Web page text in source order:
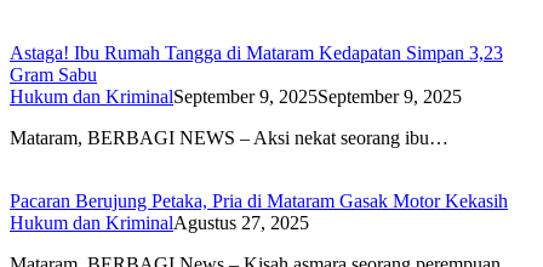
Astaga! Ibu Rumah Tangga di Mataram Kedapatan Simpan 3,23
Gram Sabu
Hukum dan KriminalSeptember 9, 2025September 9, 2025
Mataram, BERBAGI NEWS – Aksi nekat seorang ibu…
Pacaran Berujung Petaka, Pria di Mataram Gasak Motor Kekasih
Hukum dan KriminalAgustus 27, 2025